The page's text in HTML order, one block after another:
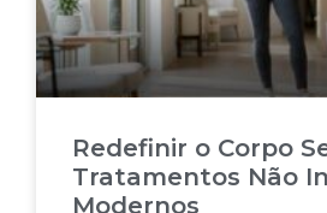
Redefinir o Corpo
Tratamentos Não
Modernos